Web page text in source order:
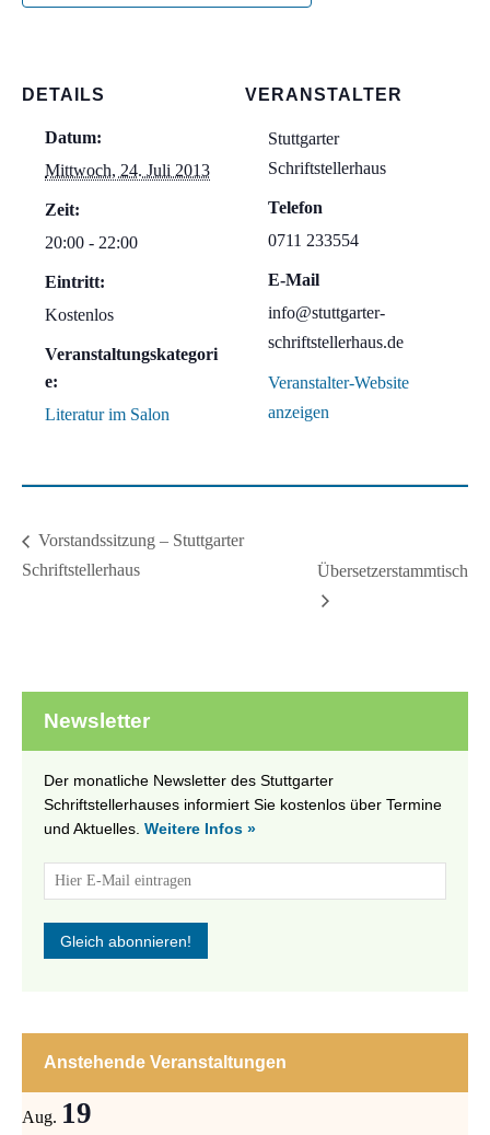
DETAILS
Datum:
Mittwoch, 24. Juli 2013
Zeit:
20:00 - 22:00
Eintritt:
Kostenlos
Veranstaltungskategori
e:
Literatur im Salon
VERANSTALTER
Stuttgarter
Schriftstellerhaus
Telefon
0711 233554
E-Mail
info@stuttgarter-
schriftstellerhaus.de
Veranstalter-Website
anzeigen
Vorstandssitzung – Stuttgarter
Schriftstellerhaus
Übersetzerstammtisch
Newsletter
Der monatliche Newsletter des Stuttgarter
Schriftstellerhauses informiert Sie kostenlos über Termine
und Aktuelles. Weitere Infos »
Anstehende Veranstaltungen
Aug. 19